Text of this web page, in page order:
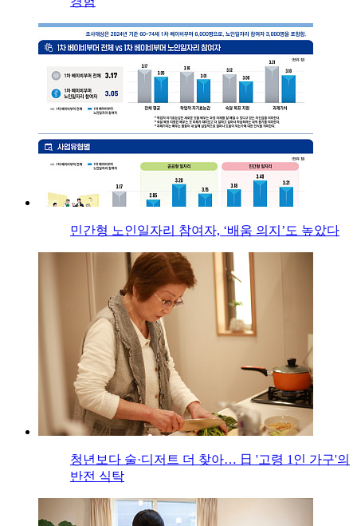
민간형 노인일자리 참여자, ‘배움 의지’도 높았다
청년보다 술·디저트 더 찾아… 日 '고령 1인 가구'의
반전 식탁